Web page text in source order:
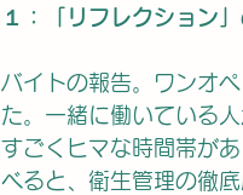
１：「リフレクション
バイトの報告。ワンオ
た。一緒に働いている人
すごくヒマな時間帯が
べると、衛生管理の徹底